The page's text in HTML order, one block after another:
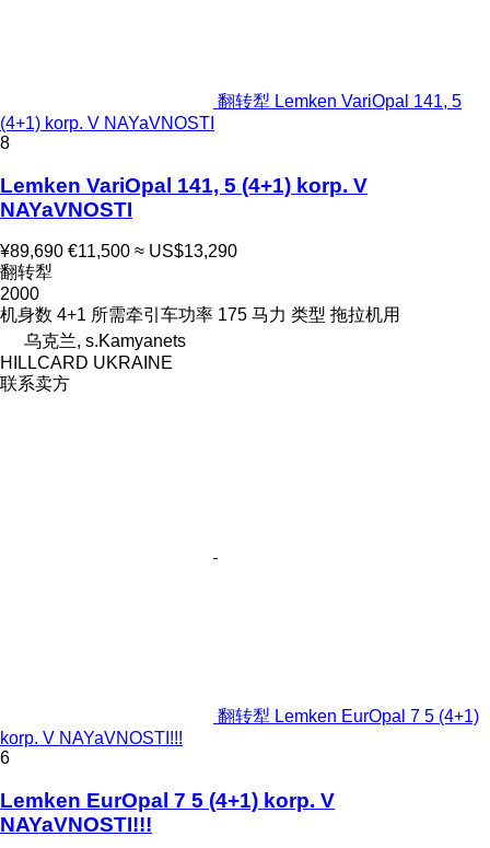
翻转犁 Lemken VariOpal 141, 5
(4+1) korp. V NAYaVNOSTI
8
Lemken VariOpal 141, 5 (4+1) korp. V
NAYaVNOSTI
¥89,690 €11,500 ≈ US$13,290
翻转犁
2000
机身数 4+1 所需牵引车功率 175 马力 类型 拖拉机用
乌克兰, s.Kamyanets
HILLCARD UKRAINE
联系卖方
翻转犁 Lemken EurOpal 7 5 (4+1)
korp. V NAYaVNOSTI!!!
6
Lemken EurOpal 7 5 (4+1) korp. V
NAYaVNOSTI!!!